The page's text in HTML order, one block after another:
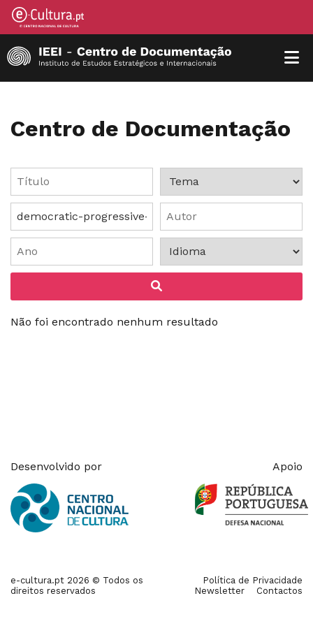
Centro de Documentação
Não foi encontrado nenhum resultado
Desenvolvido por Apoio
e-cultura.pt 2026 © Todos os
direitos reservados
Política de Privacidade
Newsletter
Contactos